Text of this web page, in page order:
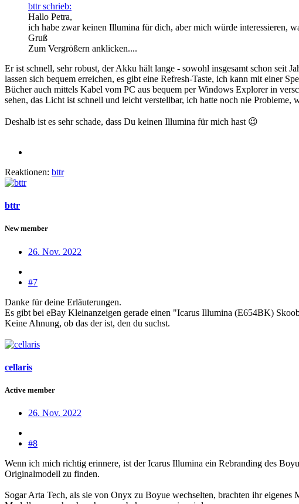
bttr schrieb:
Hallo Petra,
ich habe zwar keinen Illumina für dich, aber mich würde interessieren,
Gruß
Zum Vergrößern anklicken....
Er ist schnell, sehr robust, der Akku hält lange - sowohl insgesamt schon seit
lassen sich bequem erreichen, es gibt eine Refresh-Taste, ich kann mit einer
Bücher auch mittels Kabel vom PC aus bequem per Windows Explorer in
sehen, das Licht ist schnell und leicht verstellbar, ich hatte noch nie Probleme,
Deshalb ist es sehr schade, dass Du keinen Illumina für mich hast 😉
Reaktionen: bttr
bttr
New member
26. Nov. 2022
#7
Danke für deine Erläuterungen.
Es gibt bei eBay Kleinanzeigen gerade einen "Icarus Illumina (E654BK)
Keine Ahnung, ob das der ist, den du suchst.
cellaris
Active member
26. Nov. 2022
#8
Wenn ich mich richtig erinnere, ist der Icarus Illumina ein Rebranding des
Originalmodell zu finden.
Sogar Arta Tech, als sie von Onyx zu Boyue wechselten, brachten ihr